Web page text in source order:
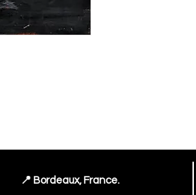
📍 Bordeaux, France.